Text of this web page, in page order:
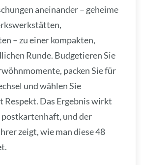
aneinander – geheime
– zu einer kompakten,
Runde. Budgetieren Sie
packen Sie für
und wählen Sie
Respekt. Das Ergebnis wirkt
und der
zeigt, wie man diese 48